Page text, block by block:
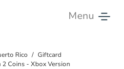
Menu
Rico
Giftcard
2 Coins - Xbox Version